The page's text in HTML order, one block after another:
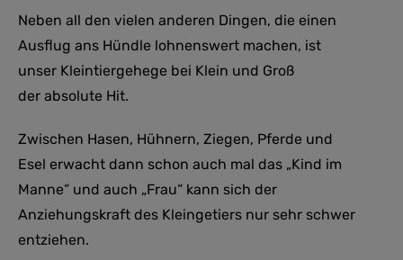
Neben all den vielen anderen Dingen, die einen
Ausflug ans Hündle lohnenswert machen, ist
unser Kleintiergehege bei Klein und Groß
der absolute Hit.
Zwischen Hasen, Hühnern, Ziegen, Pferde und
Esel erwacht dann schon auch mal das „Kind im
Manne“ und auch „Frau“ kann sich der
Anziehungskraft des Kleingetiers nur sehr schwer
entziehen.